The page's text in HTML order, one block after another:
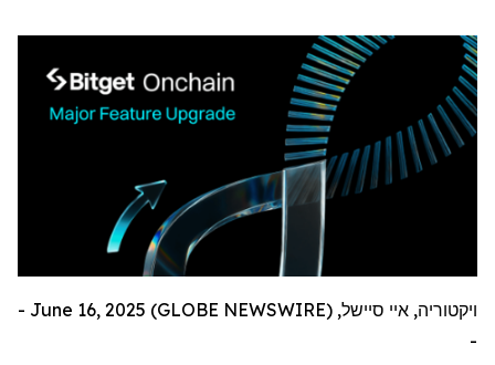
ויקטוריה, איי סיישל, June 16, 2025 (GLOBE NEWSWIRE) -
-